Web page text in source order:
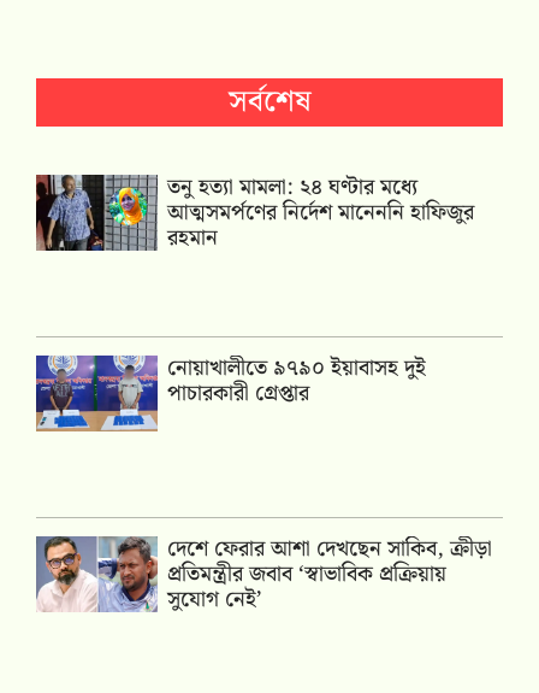
সর্বশেষ
তনু হত্যা মামলা: ২৪ ঘণ্টার মধ্যে
আত্মসমর্পণের নির্দেশ মানেননি হাফিজুর
রহমান
নোয়াখালীতে ৯৭৯০ ইয়াবাসহ দুই
পাচারকারী গ্রেপ্তার
দেশে ফেরার আশা দেখছেন সাকিব, ক্রীড়া
প্রতিমন্ত্রীর জবাব ‘স্বাভাবিক প্রক্রিয়ায়
সুযোগ নেই’